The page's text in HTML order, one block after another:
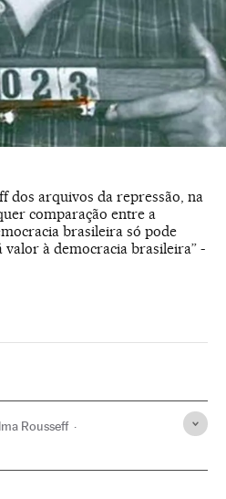
dos arquivos da repressão, na
comparação entre a
brasileira só pode
à democracia brasileira” -
Rousseff
brasileira